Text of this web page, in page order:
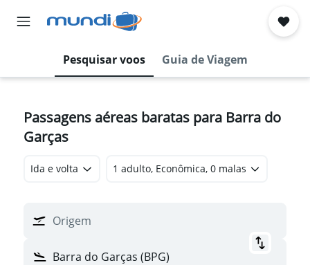
Pesquisar voos Guia de Viagem
Passagens aéreas baratas para Barra do
Garças
Ida e volta 1 adulto, Econômica, 0 malas
Origem
Barra do Garças (BPG)